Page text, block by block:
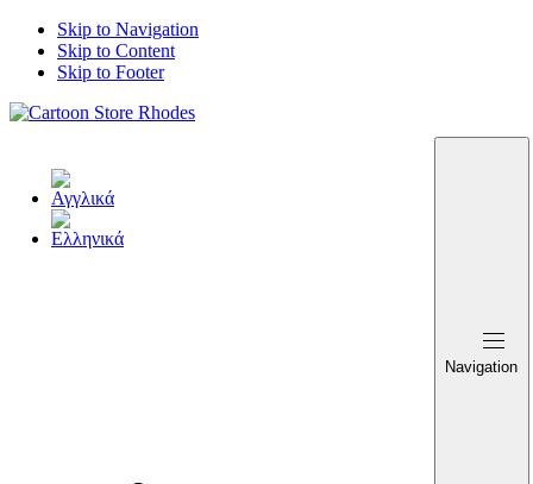
Skip to Navigation
Skip to Content
Skip to Footer
Navigation